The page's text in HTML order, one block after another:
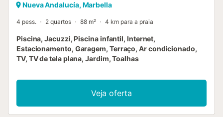
Nueva Andalucía, Marbella
4 pess. 2 quartos 88 m² 4 km para a praia
Piscina, Jacuzzi, Piscina infantil, Internet,
Estacionamento, Garagem, Terraço, Ar condicionado,
TV, TV de tela plana, Jardim, Toalhas
Veja oferta